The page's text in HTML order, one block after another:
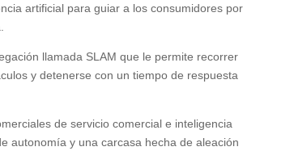
artificial para guiar a los consumidores por
llamada SLAM que le permite recorrer
y detenerse con un tiempo de respuesta
de servicio comercial e inteligencia
autonomía y una carcasa hecha de aleación